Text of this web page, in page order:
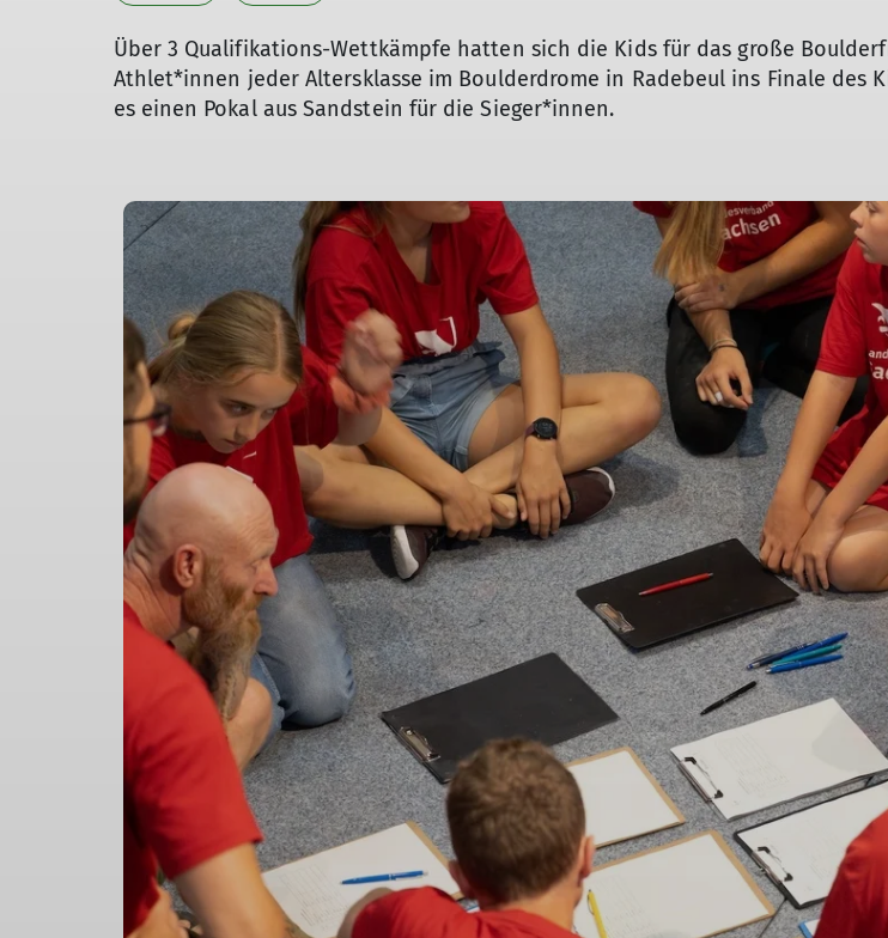
Über 3 Qualifikations-Wettkämpfe hatten sich die Kids für das große
Athlet*innen jeder Altersklasse im Boulderdrome in Radebeul ins Finale des
es einen Pokal aus Sandstein für die Sieger*innen.